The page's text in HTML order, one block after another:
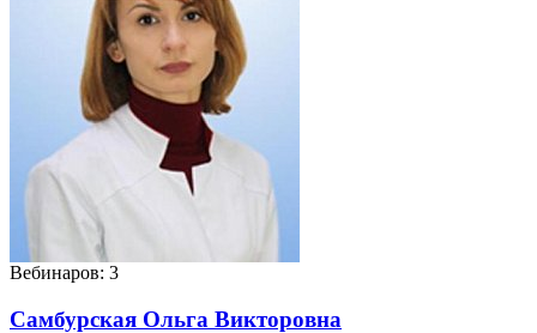
Вебинаров: 3
Самбурская Ольга Викторовна